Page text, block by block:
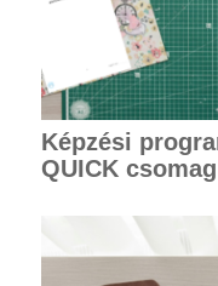
Képzési
QUICK csomag